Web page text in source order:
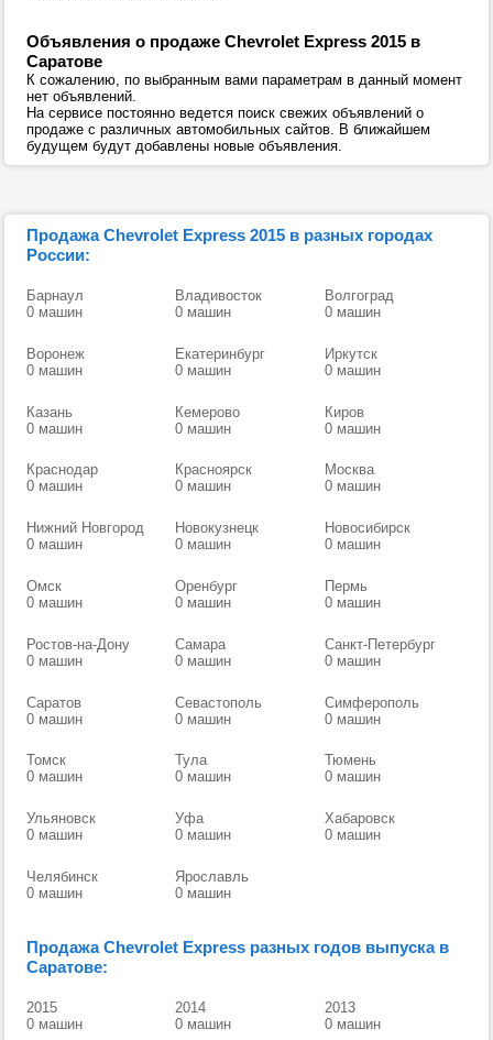
Объявления о продаже Chevrolet Express 2015 в
Саратове
К сожалению, по выбранным вами параметрам в данный момент
нет объявлений.
На сервисе постоянно ведется поиск свежих объявлений о
продаже с различных автомобильных сайтов. В ближайшем
будущем будут добавлены новые объявления.
Продажа Chevrolet Express 2015 в разных городах
России:
Барнаул
0 машин
Владивосток
0 машин
Волгоград
0 машин
Воронеж
0 машин
Екатеринбург
0 машин
Иркутск
0 машин
Казань
0 машин
Кемерово
0 машин
Киров
0 машин
Краснодар
0 машин
Красноярск
0 машин
Москва
0 машин
Нижний Новгород
0 машин
Новокузнецк
0 машин
Новосибирск
0 машин
Омск
0 машин
Оренбург
0 машин
Пермь
0 машин
Ростов-на-Дону
0 машин
Самара
0 машин
Санкт-Петербург
0 машин
Саратов
0 машин
Севастополь
0 машин
Симферополь
0 машин
Томск
0 машин
Тула
0 машин
Тюмень
0 машин
Ульяновск
0 машин
Уфа
0 машин
Хабаровск
0 машин
Челябинск
0 машин
Ярославль
0 машин
Продажа Chevrolet Express разных годов выпуска в
Саратове:
2015
0 машин
2014
0 машин
2013
0 машин